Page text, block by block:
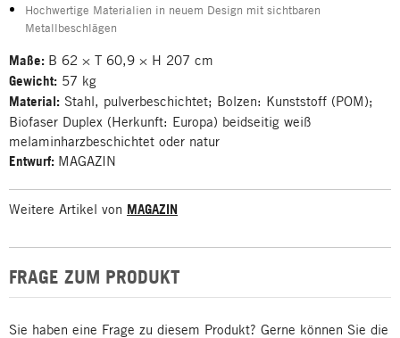
Hochwertige Materialien in neuem Design mit sichtbaren
Metallbeschlägen
Maße: B 62 × T 60,9 × H 207 cm
Gewicht: 57 kg
Material: Stahl, pulverbeschichtet; Bolzen: Kunststoff (POM);
Biofaser Duplex (Herkunft: Europa) beidseitig weiß
melaminharzbeschichtet oder natur
Entwurf: MAGAZIN
Weitere Artikel von MAGAZIN
FRAGE ZUM PRODUKT
Sie haben eine Frage zu diesem Produkt? Gerne können Sie die